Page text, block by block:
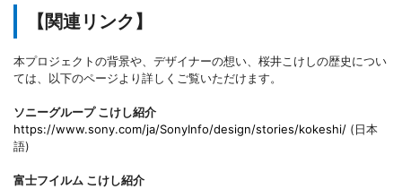
【関連リンク】
本プロジェクトの背景や、デザイナーの想い、桜井こけしの歴史につい
ては、以下のページより詳しくご覧いただけます。
ソニーグループ こけし紹介
https://www.sony.com/ja/SonyInfo/design/stories/kokeshi/ (日本
語)
富士フイルム こけし紹介